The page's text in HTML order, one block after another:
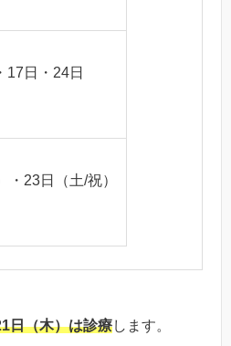
17日・24日
・23日（土/祝）
日（木）は診療します。